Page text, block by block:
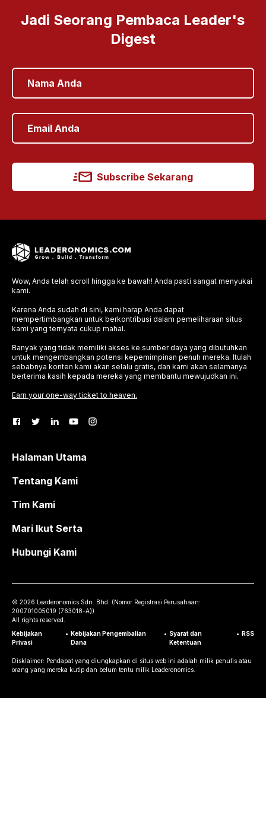
Jadi Seorang Pembaca Leader's
Digest
Subscribe Sekarang
Wow, Anda telah scroll hingga ke bawah! Anda pasti sangat menyukai
kami.
Karena Anda sudah di sini, kami harap Anda dapat
mempertimbangkan untuk berkontribusi dalam pemeliharaan situs
kami yang ternyata cukup mahal.
Banyak yang tidak memiliki akses ke sumber daya yang dibutuhkan
untuk mengembangkan potensi kepemimpinan penuh mereka. Itulah
sebabnya konten kami akan selalu gratis, dan kami akan selamanya
berterima kasih kepada mereka yang membantu mewujudkan ini.
Earn your one-way ticket to heaven.
Halaman Utama
Tentang Kami
Tim Kami
Mari Ikut Serta
Hubungi Kami
© 2026 Leaderonomics Sdn. Bhd. (Nomor Registrasi Perusahaan:
200701005019 (763018-A))
All rights reserved.
Kebijakan
Privasi
• Kebijakan Pengembalian
Dana
• Syarat dan
Ketentuan
• RSS
Disklaimer: Pendapat yang diungkapkan di situs web ini adalah milik penulis atau
orang yang mereka kutip dan belum tentu milik Leaderonomics.